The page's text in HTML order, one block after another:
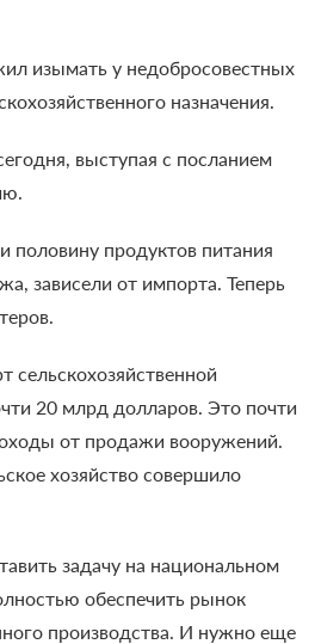
изымать у недобросовестных
назначения.
выступая с посланием
половину продуктов питания
зависели от импорта. Теперь
сельскохозяйственной
20 млрд долларов. Это почти
от продажи вооружений.
хозяйство совершило
задачу на национальном
обеспечить рынок
производства. И нужно еще